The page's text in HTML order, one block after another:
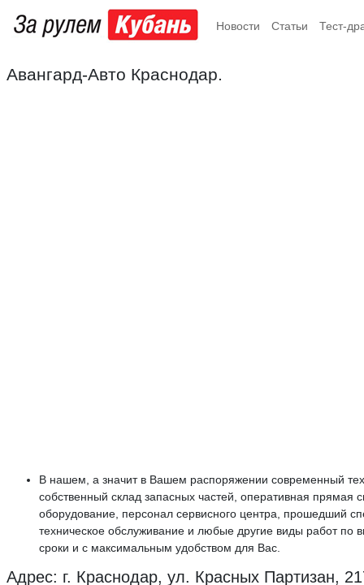
Новости Статьи Тест-
Авангард-Авто Краснодар.
В нашем, а значит в Вашем распоряжении современный
собственный склад запасных частей, оперативная прямая
оборудование, персонал сервисного центра, прошедший
техническое обслуживание и любые другие виды работ по
сроки и с максимальным удобством для Вас.
Адрес: г. Краснодар, ул. Красных Партизан,